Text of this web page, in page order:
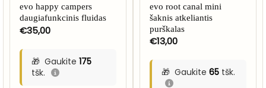
evo happy campers
daugiafunkcinis fluidas
€35,00
Gaukite 175
tšk.
evo root canal mini
šaknis atkeliantis
purškalas
€13,00
Gaukite 65tšk.